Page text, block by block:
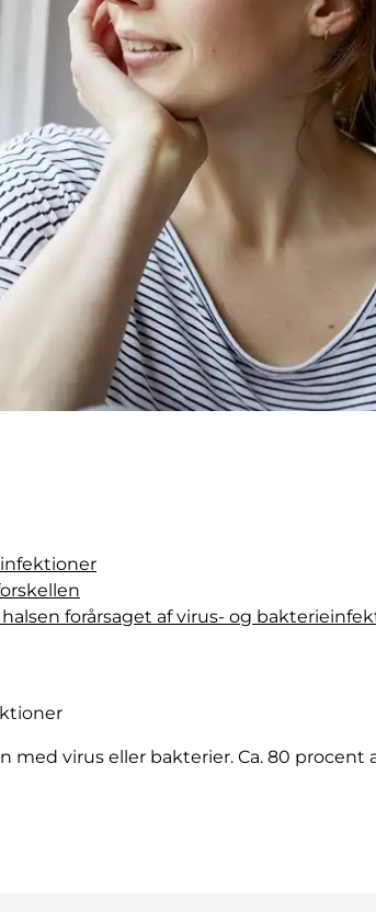
forårsaget af virus- og
virus eller bakterier. Ca. 80